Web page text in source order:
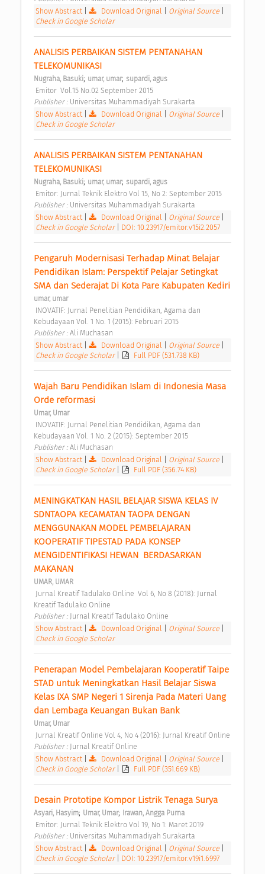
Show Abstract| Download Original Original Source
Check in Google Scholar
ANALISIS PERBAIKAN SISTEM PENTANAHAN
TELEKOMUNIKASI
Nugraha, Basuki; umar, umar; supardi, agus
Emitor  Vol.15 No.02 September 2015
Publisher : Universitas Muhammadiyah Surakarta
Show Abstract| Download Original Original Source
Check in Google Scholar
ANALISIS PERBAIKAN SISTEM PENTANAHAN
TELEKOMUNIKASI
Nugraha, Basuki; umar, umar; supardi, agus
Emitor: Jurnal Teknik Elektro Vol 15, No 2: September 2015
Publisher : Universitas Muhammadiyah Surakarta
Show Abstract| Download Original Original Source
Check in Google Scholar
DOI: 10.23917/emitor.v15i2.2057
Pengaruh Modernisasi Terhadap Minat Belajar
Pendidikan Islam: Perspektif Pelajar Setingkat
umar, umar
Kebudayaan Vol. 1 No. 1 (2015): Februari 2015
Publisher : Ali Muchasan
Show Abstract| Download Original Original Source
Check in Google Scholar
Full PDF (531.738 KB)
Wajah Baru Pendidikan Islam di Indonesia Masa
Orde reformasi
Umar, Umar
Kebudayaan Vol. 1 No. 2 (2015): September 2015
Publisher : Ali Muchasan
Show Abstract| Download Original Original Source
Check in Google Scholar
Full PDF (356.74 KB)
MENINGKATKAN HASIL BELAJAR SISWA KELAS IV
SDNTAOPA KECAMATAN TAOPA DENGAN
MENGGUNAKAN MODEL PEMBELAJARAN
KOOPERATIF TIPESTAD PADA KONSEP
MENGIDENTIFIKASI HEWAN  BERDASARKAN
MAKANAN
UMAR, UMAR
Kreatif Tadulako Online
Publisher : Jurnal Kreatif Tadulako Online
Show Abstract| Download Original Original Source
Check in Google Scholar
Penerapan Model Pembelajaran Kooperatif Taipe
STAD untuk Meningkatkan Hasil Belajar Siswa
Kelas IXA SMP Negeri 1 Sirenja Pada Materi Uang
dan Lembaga Keuangan Bukan Bank
Umar, Umar
Publisher : Jurnal Kreatif Online
Show Abstract| Download Original Original Source
Check in Google Scholar
Full PDF (351.669 KB)
Desain Prototipe Kompor Listrik Tenaga Surya
Asyari, Hasyim; Umar, Umar; Irawan, Angga Purna
Emitor: Jurnal Teknik Elektro Vol 19, No 1: Maret 2019
Publisher : Universitas Muhammadiyah Surakarta
Show Abstract| Download Original Original Source
Check in Google Scholar
DOI: 10.23917/emitor.v19i1.6997